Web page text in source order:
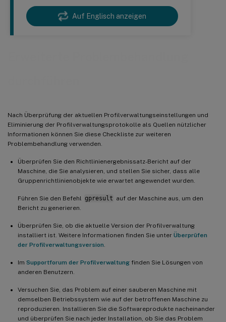
Auf Englisch anzeigen
Nach Überprüfung der aktuellen Profilverwaltungseinstellungen und
Eliminierung der Profilverwaltungsprotokolle als Quellen nützlicher
Informationen können Sie diese Checkliste zur weiteren
Problembehandlung verwenden.
Überprüfen Sie den Richtlinienergebnissatz-Bericht auf der
Maschine, die Sie analysieren, und stellen Sie sicher, dass alle
Gruppenrichtlinienobjekte wie erwartet angewendet wurden.
Führen Sie den Befehl gpresult auf der Maschine aus, um den
Bericht zu generieren.
Überprüfen Sie, ob die aktuelle Version der Profilverwaltung
installiert ist. Weitere Informationen finden Sie unter Überprüfen
der Profilverwaltungsversion
Im Supportforum der Profilverwaltung finden Sie Lösungen von
anderen Benutzern.
Versuchen Sie, das Problem auf einer sauberen Maschine mit
demselben Betriebssystem wie auf der betroffenen Maschine zu
reproduzieren. Installieren Sie die Softwareprodukte nacheinander
und überprüfen Sie nach jeder Installation, ob Sie das Problem